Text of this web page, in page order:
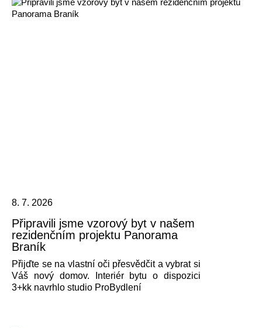
8. 7. 2026
Připravili jsme vzorový byt v našem
rezidenčním projektu Panorama
Braník
Přijďte se na vlastní oči přesvědčit a vybrat si
Váš nový domov. Interiér bytu o dispozici
3+kk navrhlo studio ProBydlení